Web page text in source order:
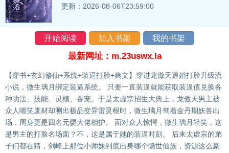
更新：2026-08-06T23:59:00
开始阅读 加入书架 我的书架
最新网址：m.23uswx.la
【穿书+玄幻修仙+系统+装逼打脸+爽文】穿进龙傲天退婚打脸升级流
小说，微生璃月绑定装逼系统。 只要一直装逼就能获取装逼值兑换各
种功法、技能、灵植、兽宠。于是太虚宗招生大典上，龙傲天男主被
众人嘲笑废材却测出极品变异雷灵根时，微生璃月驾着金丹期妖兽出
场，周身更是四名元婴大佬相护。 面对众人惊愕，微生璃月轻笑，这
是男主的打脸名场面？不，这是属于她的装逼时刻。 后来太虚宗的弟
子们都在猜，剑峰上那位小师妹到底出身哪个隐世仙族，资源这么豪